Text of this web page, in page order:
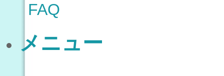
FAQ
メニュー